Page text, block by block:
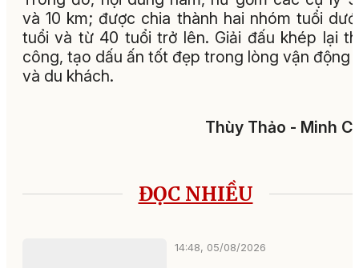
và 10 km; được chia thành hai nhóm tuổi
tuổi và từ 40 tuổi trở lên. Giải đấu khép lại
công, tạo dấu ấn tốt đẹp trong lòng vận động
và du khách.
Thùy Thảo - Minh
ĐỌC NHIỀU
14:48, 05/08/2026